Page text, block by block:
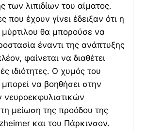
των λιπιδίων του αίματος.
που έχουν γίνει έδειξαν ότι η
θα μπορούσε να
έναντι της ανάπτυξης
φαίνεται να διαθέτει
ιδιότητες. Ο χυμός του
μπορεί να βοηθήσει στην
μείωση της προόδου της
και του Πάρκινσον.